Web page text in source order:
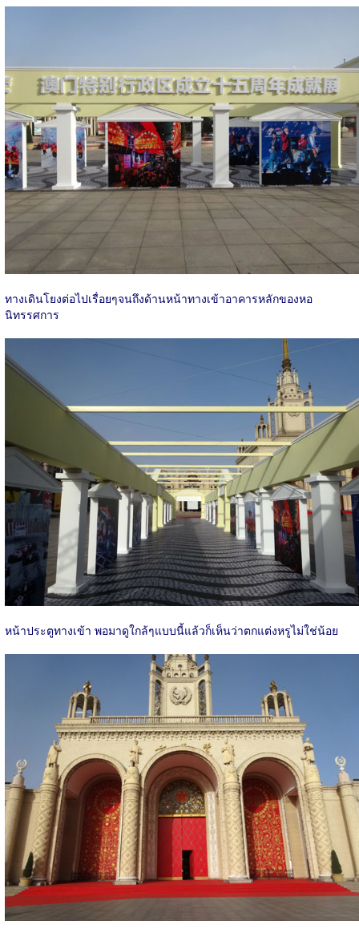
ทางเดินโยงต่อไปเรื่อยๆจนถึงด้านหน้าทางเข้าอาคารหลักของหอ
นิทรรศการ
หน้าประตูทางเข้า พอมาดูใกล้ๆแบบนี้แล้วก็เห็นว่าตกแต่งหรูไม่ใช่น้อย